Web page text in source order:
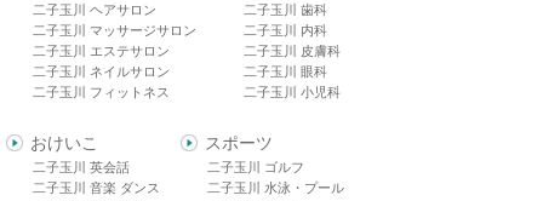
二子玉川 ヘアサロン
二子玉川 マッサージサロン
二子玉川 エステサロン
二子玉川 ネイルサロン
二子玉川 フィットネス
二子玉川 歯科
二子玉川 内科
二子玉川 皮膚科
二子玉川 眼科
二子玉川 小児科
おけいこ
二子玉川 英会話
二子玉川 音楽 ダンス
スポーツ
二子玉川 ゴルフ
二子玉川 水泳・プール